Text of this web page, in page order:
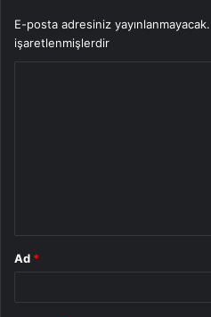
E-posta adresiniz yayınlanmayacak.
işaretlenmişlerdir
Ad *